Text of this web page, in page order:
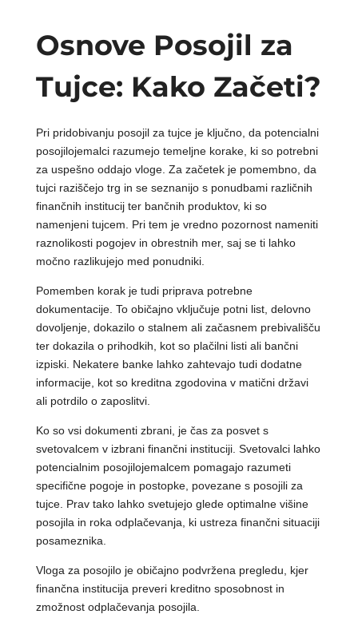
Osnove Posojil za
Tujce: Kako Začeti?
Pri pridobivanju posojil za tujce je ključno, da potencialni
posojilojemalci razumejo temeljne korake, ki so potrebni
za uspešno oddajo vloge. Za začetek je pomembno, da
tujci raziščejo trg in se seznanijo s ponudbami različnih
finančnih institucij ter bančnih produktov, ki so
namenjeni tujcem. Pri tem je vredno pozornost nameniti
raznolikosti pogojev in obrestnih mer, saj se ti lahko
močno razlikujejo med ponudniki.
Pomemben korak je tudi priprava potrebne
dokumentacije. To običajno vključuje potni list, delovno
dovoljenje, dokazilo o stalnem ali začasnem prebivališču
ter dokazila o prihodkih, kot so plačilni listi ali bančni
izpiski. Nekatere banke lahko zahtevajo tudi dodatne
informacije, kot so kreditna zgodovina v matični državi
ali potrdilo o zaposlitvi.
Ko so vsi dokumenti zbrani, je čas za posvet s
svetovalcem v izbrani finančni instituciji. Svetovalci lahko
potencialnim posojilojemalcem pomagajo razumeti
specifične pogoje in postopke, povezane s posojili za
tujce. Prav tako lahko svetujejo glede optimalne višine
posojila in roka odplačevanja, ki ustreza finančni situaciji
posameznika.
Vloga za posojilo je običajno podvržena pregledu, kjer
finančna institucija preveri kreditno sposobnost in
zmožnost odplačevanja posojila.